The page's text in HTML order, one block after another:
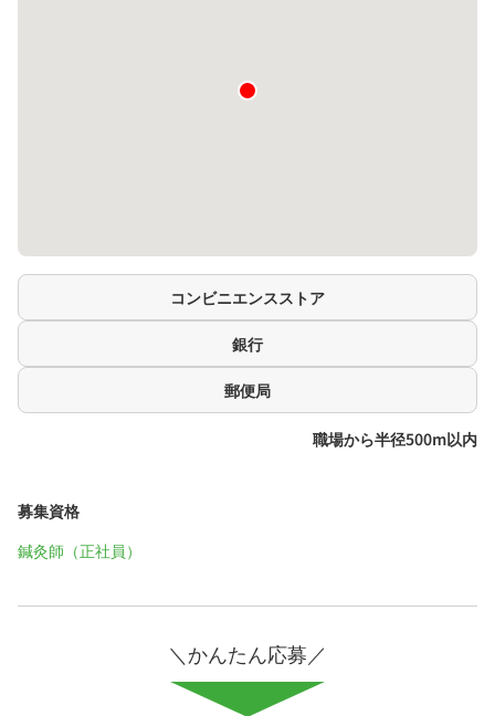
コンビニエンスストア
銀行
郵便局
職場から半径500m以内
募集資格
鍼灸師（正社員）
＼かんたん応募／